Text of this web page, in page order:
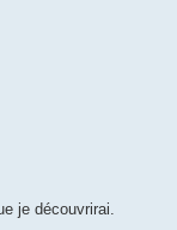
je découvrirai.